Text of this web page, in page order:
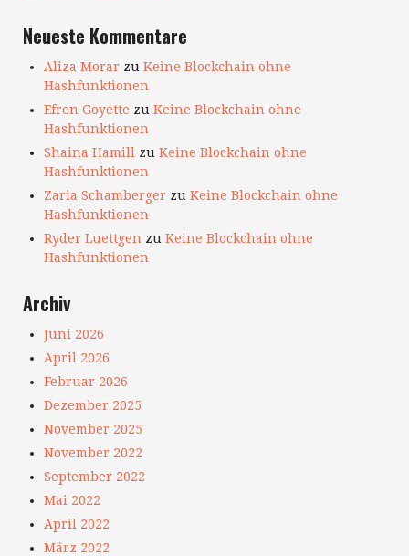
Neueste Kommentare
Aliza Morar zu Keine Blockchain ohne
Hashfunktionen
Efren Goyette zu Keine Blockchain ohne
Hashfunktionen
Shaina Hamill zu Keine Blockchain ohne
Hashfunktionen
Zaria Schamberger zu Keine Blockchain ohne
Hashfunktionen
Ryder Luettgen zu Keine Blockchain ohne
Hashfunktionen
Archiv
Juni 2026
April 2026
Februar 2026
Dezember 2025
November 2025
November 2022
September 2022
Mai 2022
April 2022
März 2022